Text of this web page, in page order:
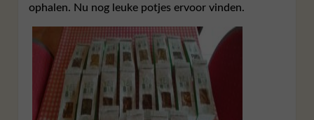
ophalen. Nu nog leuke potjes ervoor vinden.